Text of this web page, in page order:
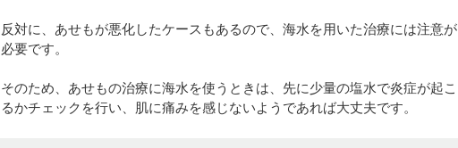
反対に、あせもが悪化したケースもあるので、海水を用いた治療には注意が
必要です。
そのため、あせもの治療に海水を使うときは、先に少量の塩水で炎症が起こ
るかチェックを行い、肌に痛みを感じないようであれば大丈夫です。